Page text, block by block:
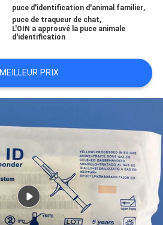
puce d'identification d'animal familier,
puce de traqueur de chat,
L'OIN a approuvé la puce animale
d'identification
MEILLEUR PRIX